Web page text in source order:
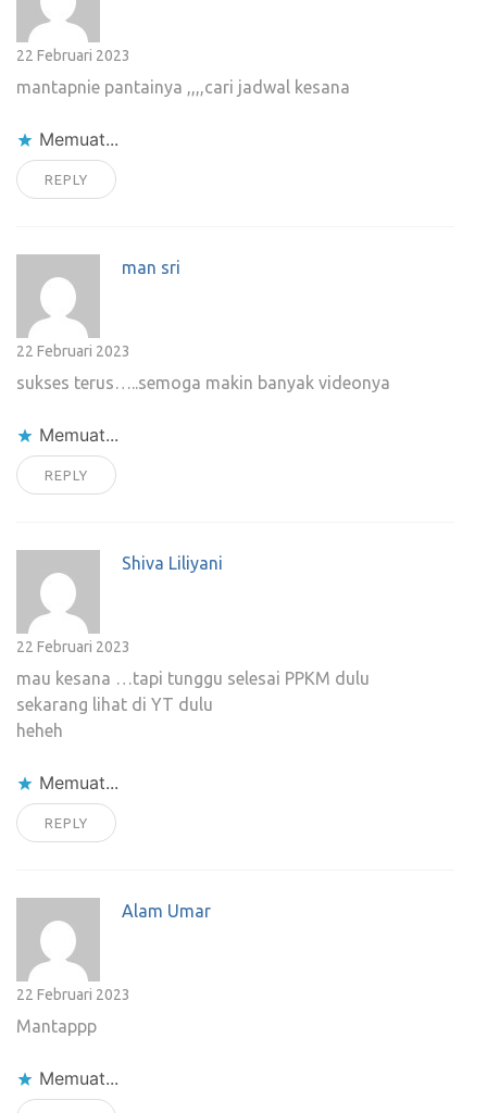
22 Februari 2023
mantapnie pantainya ,,,,cari jadwal kesana
Memuat...
REPLY
man sri
22 Februari 2023
sukses terus…..semoga makin banyak videonya
Memuat...
REPLY
Shiva Liliyani
22 Februari 2023
mau kesana …tapi tunggu selesai PPKM dulu
sekarang lihat di YT dulu
heheh
Memuat...
REPLY
Alam Umar
22 Februari 2023
Mantappp
Memuat...